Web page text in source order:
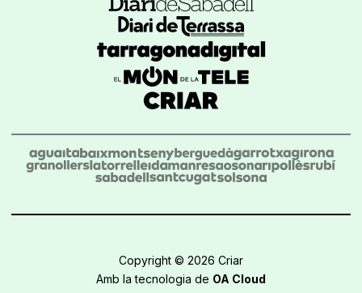
Copyright © 2026 Criar
Amb la tecnologia de OA Cloud